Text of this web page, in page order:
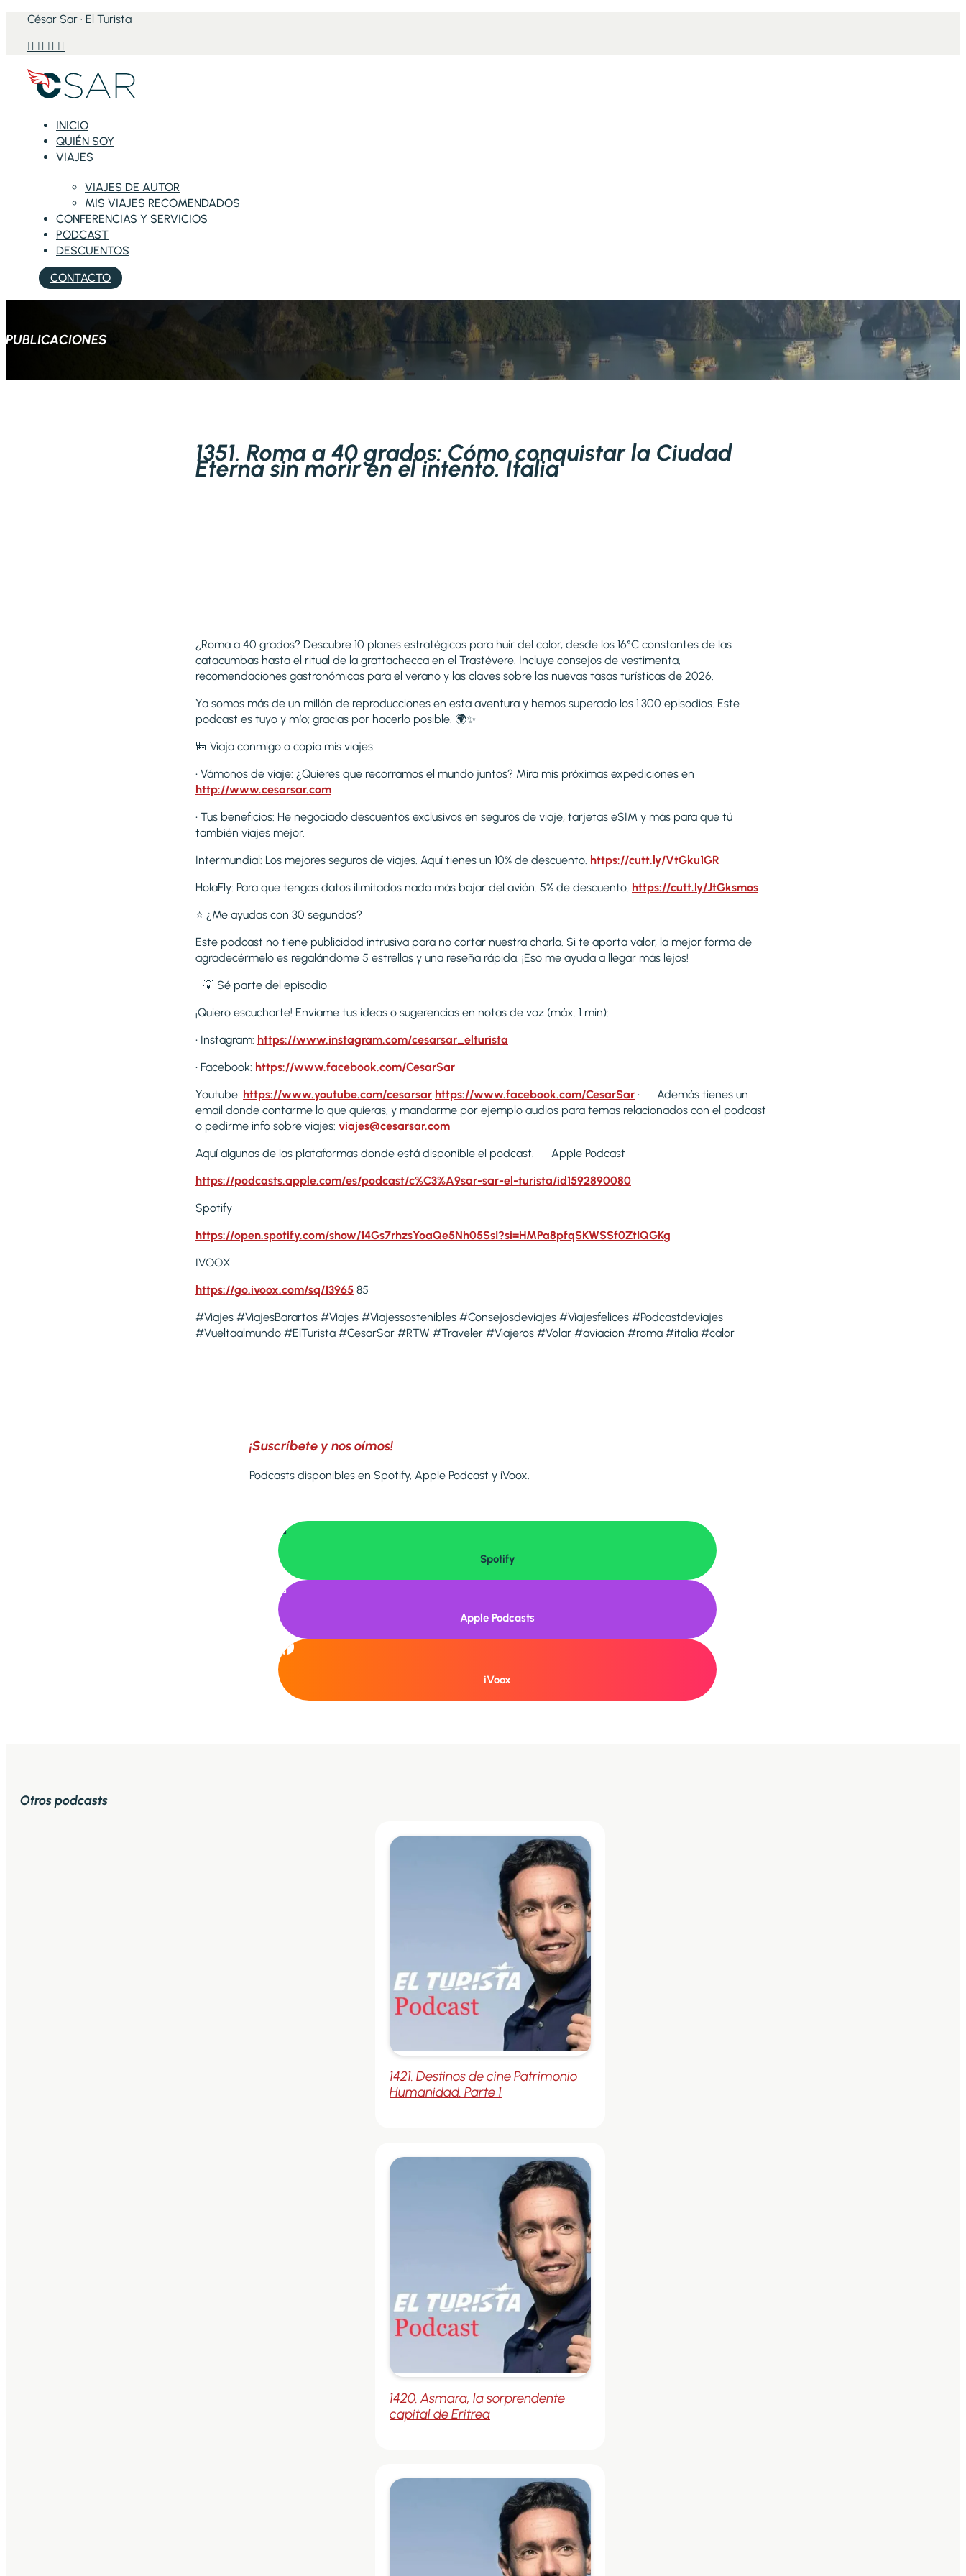
César Sar · El Turista
   
INICIO
QUIÉN SOY
VIAJES
VIAJES DE AUTOR
MIS VIAJES RECOMENDADOS
CONFERENCIAS Y SERVICIOS
PODCAST
DESCUENTOS
CONTACTO
PUBLICACIONES
1351. Roma a 40 grados: Cómo conquistar la Ciudad
Eterna sin morir en el intento. Italia
¿Roma a 40 grados? Descubre 10 planes estratégicos para huir del calor, desde los 16°C constantes de las
catacumbas hasta el ritual de la grattachecca en el Trastévere. Incluye consejos de vestimenta,
recomendaciones gastronómicas para el verano y las claves sobre las nuevas tasas turísticas de 2026.
Ya somos más de un millón de reproducciones en esta aventura y hemos superado los 1.300 episodios. Este
podcast es tuyo y mío; gracias por hacerlo posible. 🌍✨
🎒 Viaja conmigo o copia mis viajes.
• Vámonos de viaje: ¿Quieres que recorramos el mundo juntos? Mira mis próximas expediciones en
http://www.cesarsar.com
• Tus beneficios: He negociado descuentos exclusivos en seguros de viaje, tarjetas eSIM y más para que tú
también viajes mejor.
Intermundial: Los mejores seguros de viajes. Aquí tienes un 10% de descuento. https://cutt.ly/VtGku1GR
HolaFly: Para que tengas datos ilimitados nada más bajar del avión. 5% de descuento. https://cutt.ly/JtGksmos
⭐ ¿Me ayudas con 30 segundos?
Este podcast no tiene publicidad intrusiva para no cortar nuestra charla. Si te aporta valor, la mejor forma de
agradecérmelo es regalándome 5 estrellas y una reseña rápida. ¡Eso me ayuda a llegar más lejos!
💡 Sé parte del episodio
¡Quiero escucharte! Envíame tus ideas o sugerencias en notas de voz (máx. 1 min):
• Instagram: https://www.instagram.com/cesarsar_elturista
• Facebook: https://www.facebook.com/CesarSar
Youtube: https://www.youtube.com/cesarsar https://www.facebook.com/CesarSar • Además tienes un
email donde contarme lo que quieras, y mandarme por ejemplo audios para temas relacionados con el podcast
o pedirme info sobre viajes: viajes@cesarsar.com
Aquí algunas de las plataformas donde está disponible el podcast. Apple Podcast
https://podcasts.apple.com/es/podcast/c%C3%A9sar-sar-el-turista/id1592890080
Spotify
https://open.spotify.com/show/14Gs7rhzsYoaQe5Nh05SsI?si=HMPa8pfqSKWSSf0ZtIQGKg
IVOOX
https://go.ivoox.com/sq/13965 85
#Viajes #ViajesBarartos #Viajes #Viajessostenibles #Consejosdeviajes #Viajesfelices #Podcastdeviajes
#Vueltaalmundo #ElTurista #CesarSar #RTW #Traveler #Viajeros #Volar #aviacion #roma #italia #calor
¡Suscríbete y nos oímos!
Podcasts disponibles en Spotify, Apple Podcast y iVoox.

Spotify

Apple Podcasts
iVoox
Otros podcasts
1421. Destinos de cine Patrimonio
Humanidad. Parte 1
1420. Asmara, la sorprendente
capital de Eritrea